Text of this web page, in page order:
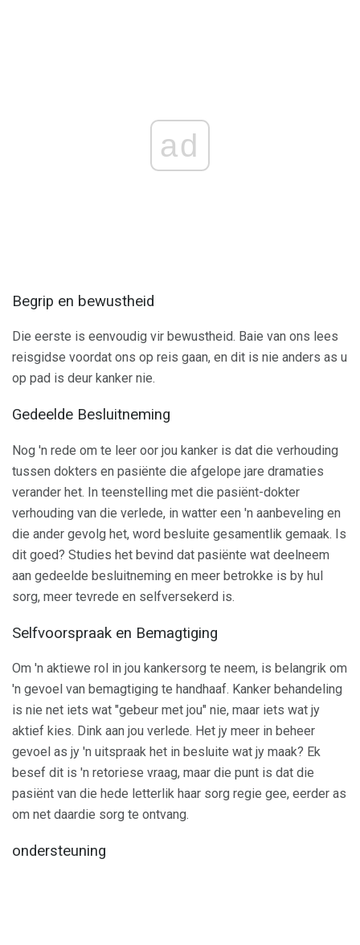
ad
Begrip en bewustheid
Die eerste is eenvoudig vir bewustheid. Baie van ons lees
reisgidse voordat ons op reis gaan, en dit is nie anders as u
op pad is deur kanker nie.
Gedeelde Besluitneming
Nog 'n rede om te leer oor jou kanker is dat die verhouding
tussen dokters en pasiënte die afgelope jare dramaties
verander het. In teenstelling met die pasiënt-dokter
verhouding van die verlede, in watter een 'n aanbeveling en
die ander gevolg het, word besluite gesamentlik gemaak. Is
dit goed? Studies het bevind dat pasiënte wat deelneem
aan gedeelde besluitneming en meer betrokke is by hul
sorg, meer tevrede en selfversekerd is.
Selfvoorspraak en Bemagtiging
Om 'n aktiewe rol in jou kankersorg te neem, is belangrik om
'n gevoel van bemagtiging te handhaaf. Kanker behandeling
is nie net iets wat "gebeur met jou" nie, maar iets wat jy
aktief kies. Dink aan jou verlede. Het jy meer in beheer
gevoel as jy 'n uitspraak het in besluite wat jy maak? Ek
besef dit is 'n retoriese vraag, maar die punt is dat die
pasiënt van die hede letterlik haar sorg regie gee, eerder as
om net daardie sorg te ontvang.
ondersteuning